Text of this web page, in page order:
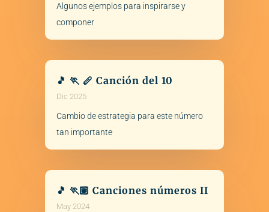
Algunos ejemplos para inspirarse y
componer
🎵 🏃 🪈 Canción del 10
Dic 2025
Cambio de estrategia para este número
tan importante
🎵 🏃🏽 Canciones números II
May 2024